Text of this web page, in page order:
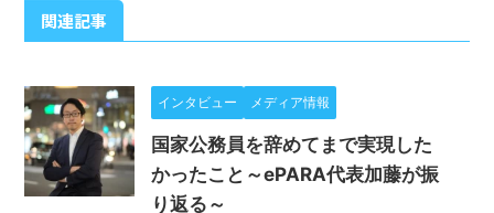
関連記事
インタビュー メディア情報
国家公務員を辞めてまで実現した
かったこと～ePARA代表加藤が振
り返る～